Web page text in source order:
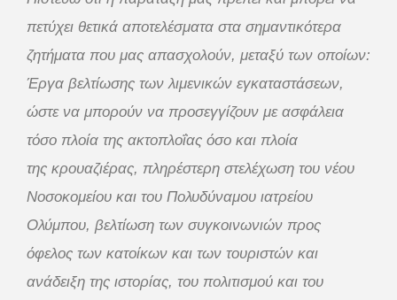
πετύχει θετικά αποτελέσματα στα σημαντικότερα
ζητήματα που μας απασχολούν, μεταξύ των οποίων:
Έργα βελτίωσης των λιμενικών εγκαταστάσεων,
ώστε να μπορούν να προσεγγίζουν με ασφάλεια
τόσο πλοία της ακτοπλοΐας όσο και πλοία
της κρουαζιέρας, πληρέστερη στελέχωση του νέου
Νοσοκομείου και του Πολυδύναμου ιατρείου
Ολύμπου, βελτίωση των συγκοινωνιών προς
όφελος των κατοίκων και των τουριστών και
ανάδειξη της ιστορίας, του πολιτισμού και του